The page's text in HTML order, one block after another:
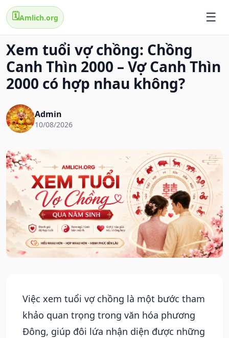
🗓️Amlich.org
Xem tuổi vợ chồng: Chồng
Canh Thìn 2000 – Vợ Canh Thìn
2000 có hợp nhau không?
Admin
10/08/2026
Việc xem tuổi vợ chồng là một bước tham
khảo quan trọng trong văn hóa phương
Đông, giúp đôi lứa nhận diện được những